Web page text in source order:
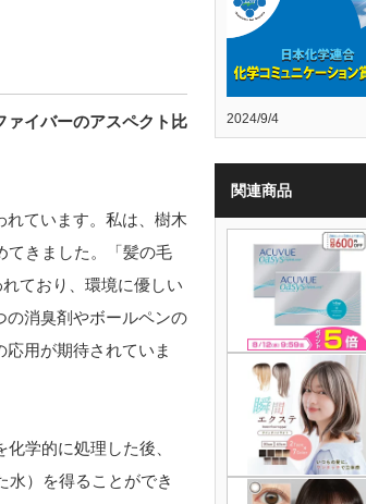
ァイバーのアスペクト比
ています。私は、樹木
てきました。「髪の毛
ており、環境に優しい
の消臭剤やボールペンの
用が期待されていま
学的に処理した後、
水）を得ることができ
2024/9/4
関連商品